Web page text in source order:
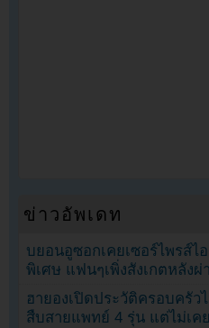
ข่าวอัพเดท
บยอนอูซอกเคยเซอร์ไพรส์ไ
พิเศษ แฟนๆเพิ่งสังเกตหลังผ่
ฮายองเปิดประวัติครอบครัว
สืบสายแพทย์ 4 รุ่น แต่ไม่เค